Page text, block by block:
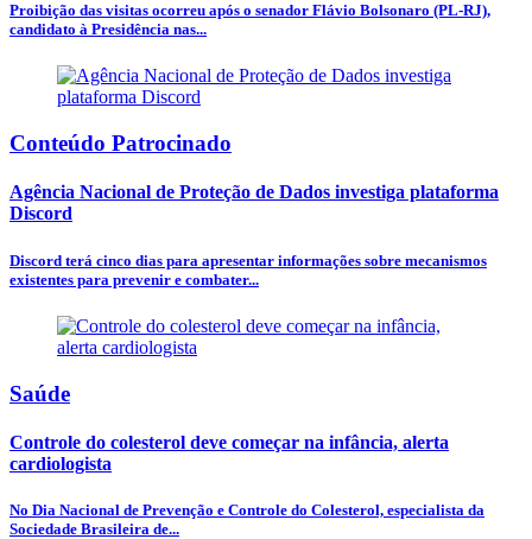
Proibição das visitas ocorreu após o senador Flávio Bolsonaro (PL-RJ),
candidato à Presidência nas...
Conteúdo Patrocinado
Agência Nacional de Proteção de Dados investiga plataforma
Discord
Discord terá cinco dias para apresentar informações sobre mecanismos
existentes para prevenir e combater...
Saúde
Controle do colesterol deve começar na infância, alerta
cardiologista
No Dia Nacional de Prevenção e Controle do Colesterol, especialista da
Sociedade Brasileira de...